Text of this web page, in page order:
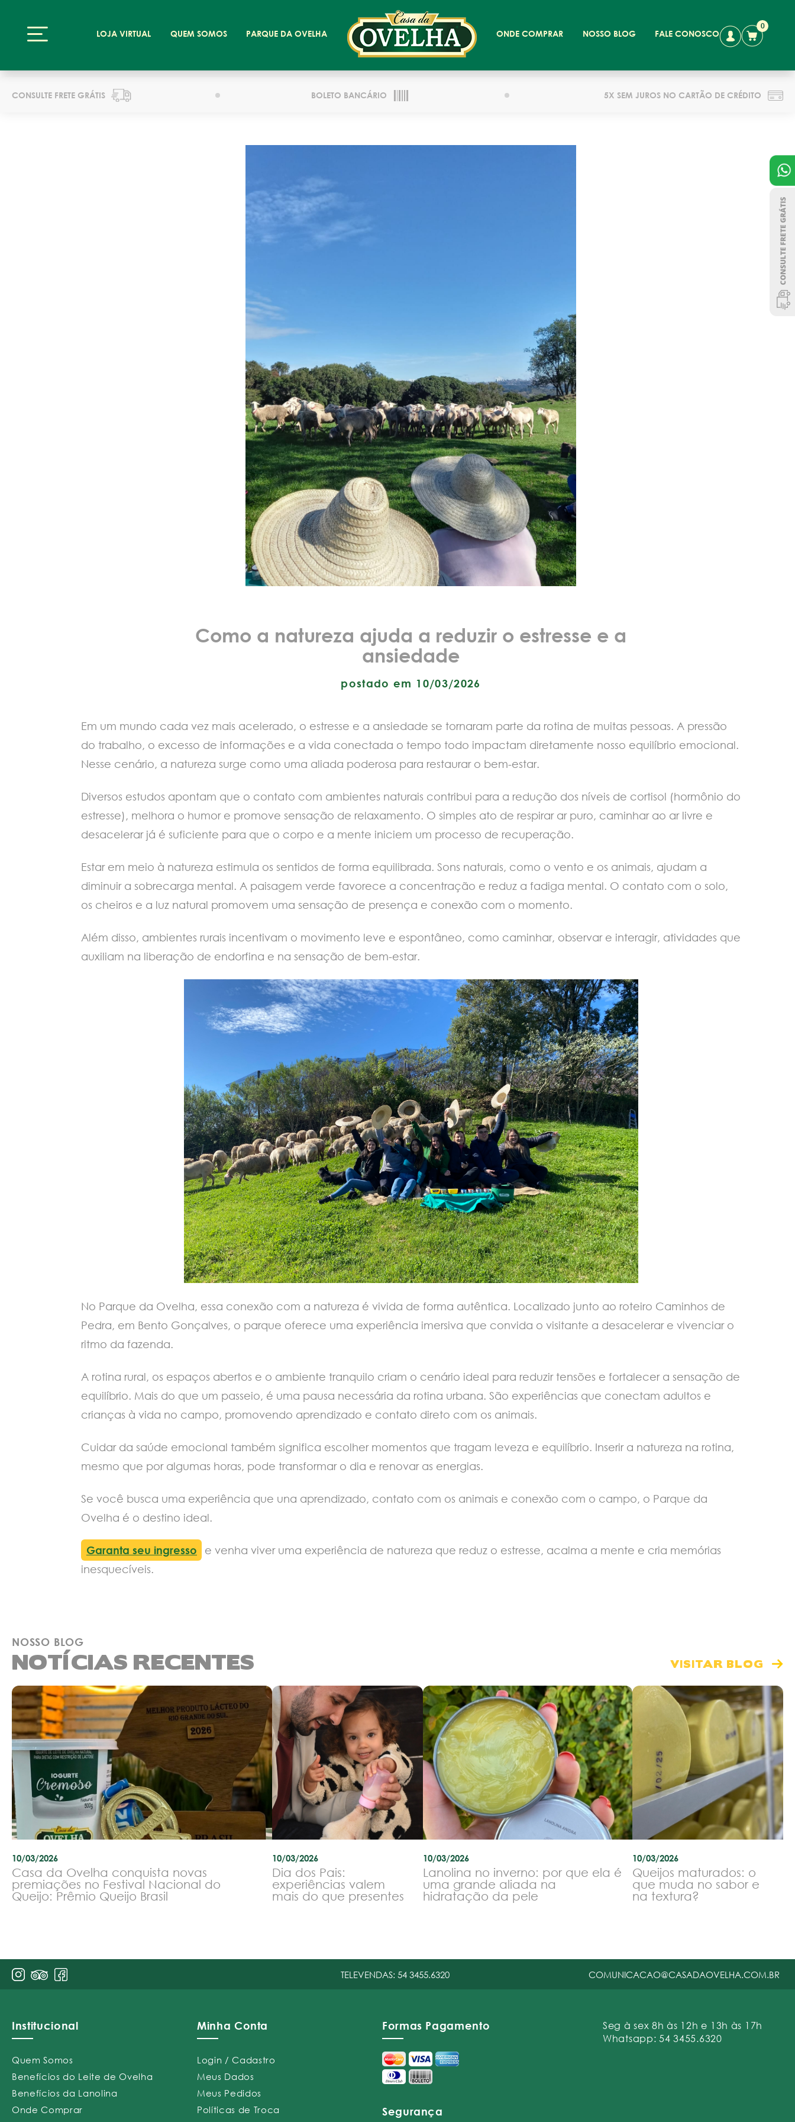
0
LOJA VIRTUAL QUEM SOMOS PARQUE DA OVELHA ONDE COMPRAR NOSSO BLOG FALE CONOSCO
CONSULTE FRETE GRÁTIS BOLETO BANCÁRIO 5X SEM JUROS NO CARTÃO DE CRÉDITO
Como a natureza ajuda a reduzir o estresse e a
ansiedade
postado em 10/03/2026
Em um mundo cada vez mais acelerado, o estresse e a ansiedade se tornaram parte da rotina de muitas pessoas. A pressão
do trabalho, o excesso de informações e a vida conectada o tempo todo impactam diretamente nosso equilíbrio emocional.
Nesse cenário, a natureza surge como uma aliada poderosa para restaurar o bem-estar.
Diversos estudos apontam que o contato com ambientes naturais contribui para a redução dos níveis de cortisol (hormônio do
estresse), melhora o humor e promove sensação de relaxamento. O simples ato de respirar ar puro, caminhar ao ar livre e
desacelerar já é suficiente para que o corpo e a mente iniciem um processo de recuperação.
Estar em meio à natureza estimula os sentidos de forma equilibrada. Sons naturais, como o vento e os animais, ajudam a
diminuir a sobrecarga mental. A paisagem verde favorece a concentração e reduz a fadiga mental. O contato com o solo,
os cheiros e a luz natural promovem uma sensação de presença e conexão com o momento.
Além disso, ambientes rurais incentivam o movimento leve e espontâneo, como caminhar, observar e interagir, atividades que
auxiliam na liberação de endorfina e na sensação de bem-estar.
No Parque da Ovelha, essa conexão com a natureza é vivida de forma autêntica. Localizado junto ao roteiro Caminhos de
Pedra, em Bento Gonçalves, o parque oferece uma experiência imersiva que convida o visitante a desacelerar e vivenciar o
ritmo da fazenda.
A rotina rural, os espaços abertos e o ambiente tranquilo criam o cenário ideal para reduzir tensões e fortalecer a sensação de
equilíbrio. Mais do que um passeio, é uma pausa necessária da rotina urbana. São experiências que conectam adultos e
crianças à vida no campo, promovendo aprendizado e contato direto com os animais.
Cuidar da saúde emocional também significa escolher momentos que tragam leveza e equilíbrio. Inserir a natureza na rotina,
mesmo que por algumas horas, pode transformar o dia e renovar as energias.
Se você busca uma experiência que una aprendizado, contato com os animais e conexão com o campo, o Parque da
Ovelha é o destino ideal.
Garanta seu ingresso
e venha viver uma experiência de natureza que reduz o estresse, acalma a mente e cria memórias
inesquecíveis.
NOSSO BLOG
NOTÍCIAS RECENTES VISITAR BLOG
10/03/2026
Casa da Ovelha conquista novas
premiações no Festival Nacional do
Queijo: Prêmio Queijo Brasil
10/03/2026
Dia dos Pais:
experiências valem
mais do que presentes
10/03/2026
Lanolina no inverno: por que ela é
uma grande aliada na
hidratação da pele
10/03/2026
Queijos maturados: o
que muda no sabor e
na textura?
TELEVENDAS: 54 3455.6320 COMUNICACAO@CASADAOVELHA.COM.BR
Institucional
Quem Somos
Benefícios do Leite de Ovelha
Benefícios da Lanolina
Onde Comprar
Minha Conta
Login / Cadastro
Meus Dados
Meus Pedidos
Políticas de Troca
Formas Pagamento
Segurança
Seg à sex 8h às 12h e 13h às 17h
Whatsapp: 54 3455.6320